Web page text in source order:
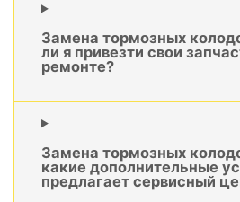
Замена тормозных
ли я привезти свои
ремонте?
Замена тормозных
какие дополнительные
предлагает сервисный